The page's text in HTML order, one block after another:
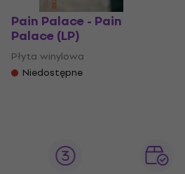
Pain Palace - Pain
Palace (LP)
Płyta winylowa
Niedostępne